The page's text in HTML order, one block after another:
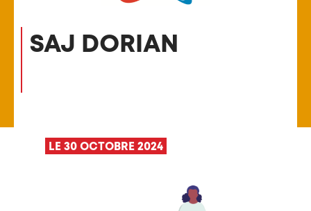
SAJ DORIAN
LE 30 OCTOBRE 2024